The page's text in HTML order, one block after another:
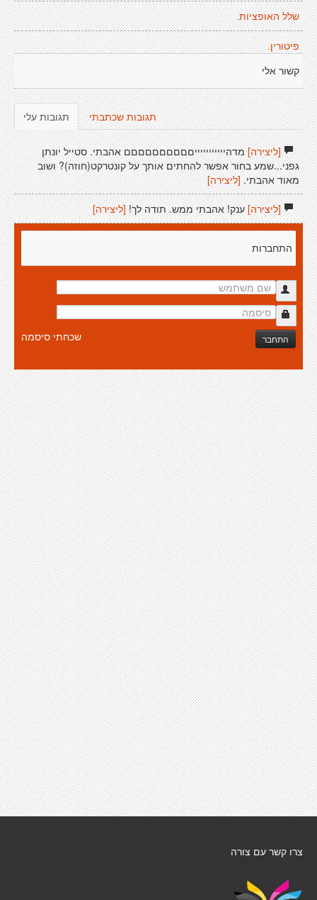
שלל האופציות.
פיטורין.
קשור אלי
תגובות עלי תגובות שכתבתי
[ליצירה]מדהיייייייייייםםםםםםםםםם אהבתי. סטייל יונתן
גפני...שמע בחור אפשר להחתים אותך על קונטרקט(חוזה)? ושוב
מאוד אהבתי. [ליצירה]
[ליצירה]ענק! אהבתי ממש. תודה לך! [ליצירה]
התחברות
התחבר שכחתי סיסמה
צרו קשר עם צורה